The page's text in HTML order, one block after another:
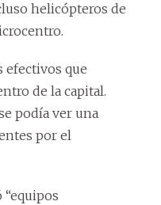
helicópteros de
efectivos que
de la capital.
podía ver una
por el